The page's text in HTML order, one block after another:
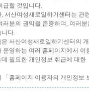
급할 것입니다.
, 서산여성새로일하기센터는 관
러분의 권익을 존중하며, 여러
니다.
은 서산여성새로일하기센터의
운영하는 여러 홈페이지에서
데 필요한 개인정보 취급에 대
「홈페이지 이용자의 개인정보